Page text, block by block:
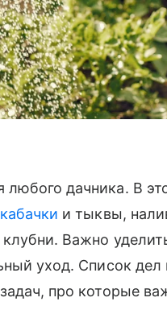
дачника. В
кабачки и тыквы,
Важно
уход. Список
про которые